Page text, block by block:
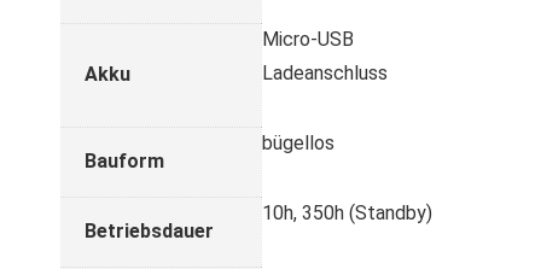
Akku
Micro-USB
Ladeanschluss
Bauform
bügellos
Betriebsdauer
10h, 350h (Standby)